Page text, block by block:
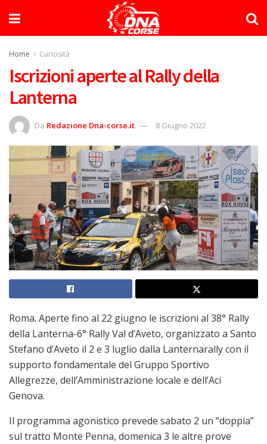
Home Curiosità
Iscrizioni aperte al Rally della
Lanterna
Da Redazione Dna-corse.it 8 Giugno 2022
Roma. Aperte fino al 22 giugno le iscrizioni al 38° Rally
della Lanterna-6° Rally Val d’Aveto, organizzato a Santo
Stefano d’Aveto il 2 e 3 luglio dalla Lanternarally con il
supporto fondamentale del Gruppo Sportivo
Allegrezze, dell’Amministrazione locale e dell’Aci
Genova.
Il programma agonistico prevede sabato 2 un “doppia”
sul tratto Monte Penna, domenica 3 le altre prove